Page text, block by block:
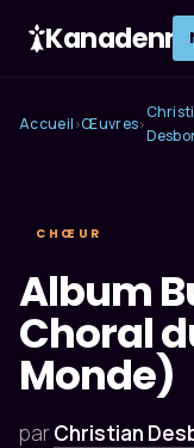
Kanadenn
Accueil ›Œuvres›
CHŒUR
Album
Choral
Monde)
parChristian